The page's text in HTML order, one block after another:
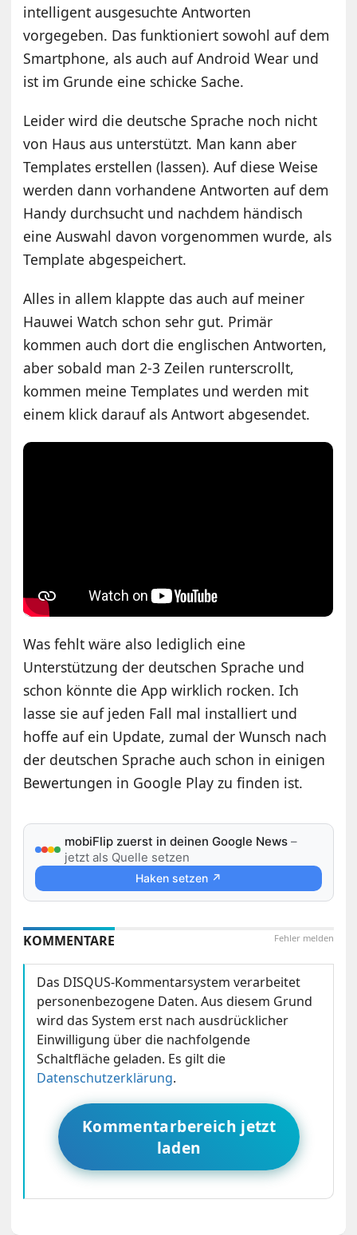
intelligent ausgesuchte Antworten
vorgegeben. Das funktioniert sowohl auf dem
Smartphone, als auch auf Android Wear und
ist im Grunde eine schicke Sache.
Leider wird die deutsche Sprache noch nicht
von Haus aus unterstützt. Man kann aber
Templates erstellen (lassen). Auf diese Weise
werden dann vorhandene Antworten auf dem
Handy durchsucht und nachdem händisch
eine Auswahl davon vorgenommen wurde, als
Template abgespeichert.
Alles in allem klappte das auch auf meiner
Hauwei Watch schon sehr gut. Primär
kommen auch dort die englischen Antworten,
aber sobald man 2-3 Zeilen runterscrollt,
kommen meine Templates und werden mit
einem klick darauf als Antwort abgesendet.
Was fehlt wäre also lediglich eine
Unterstützung der deutschen Sprache und
schon könnte die App wirklich rocken. Ich
lasse sie auf jeden Fall mal installiert und
hoffe auf ein Update, zumal der Wunsch nach
der deutschen Sprache auch schon in einigen
Bewertungen in Google Play zu finden ist.
mobiFlip zuerst in deinen Google News –
jetzt als Quelle setzen
Haken setzen ↗
Fehler melden
KOMMENTARE
Das DISQUS-Kommentarsystem verarbeitet
personenbezogene Daten. Aus diesem Grund
wird das System erst nach ausdrücklicher
Einwilligung über die nachfolgende
Schaltfläche geladen. Es gilt die
Datenschutzerklärung.
Kommentarbereich jetzt
laden